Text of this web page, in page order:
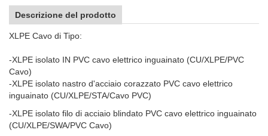
Descrizione del prodotto
XLPE Cavo di Tipo:
-XLPE isolato IN PVC cavo elettrico inguainato (CU/XLPE/PVC
Cavo)
-XLPE isolato nastro d'acciaio corazzato PVC cavo elettrico
inguainato (CU/XLPE/STA/Cavo PVC)
-XLPE isolato filo di acciaio blindato PVC cavo elettrico inguainato
(CU/XLPE/SWA/PVC Cavo)